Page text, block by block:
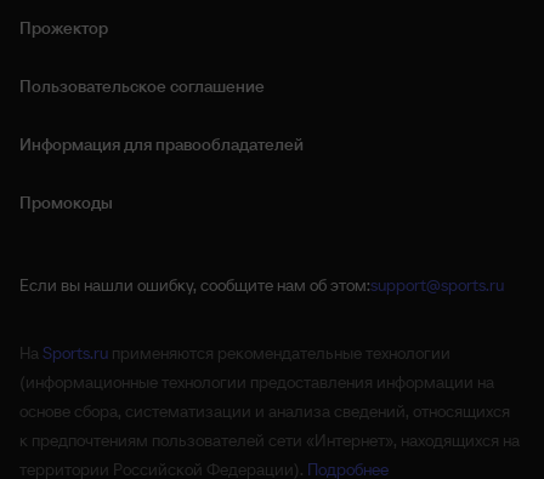
Прожектор
Пользовательское соглашение
Информация для правообладателей
Промокоды
Если вы нашли ошибку, сообщите нам об этом:support@sports.ru
НаSports.ru применяются рекомендательные технологии
(информационные технологии предоставления информации на
основе сбора, систематизации и анализа сведений, относящихся
к предпочтениям пользователей сети «Интернет», находящихся на
территории Российской Федерации). Подробнее